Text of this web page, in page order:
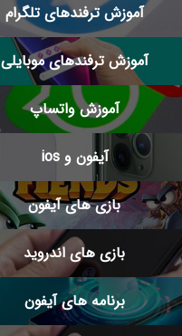
آموزش ترفندهای تلگرام
آموزش ترفندهای موبایلی
آموزش واتساپ
آیفون و ios
بازی های آیفون
بازی های اندروید
برنامه های آیفون